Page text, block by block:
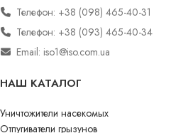
Телефон: +38 (098) 465-40-31
Телефон: +38 (093) 465-40-34
Email: iso1@iso.com.ua
НАШ КАТАЛОГ
Уничтожители насекомых
Отпугиватели грызунов